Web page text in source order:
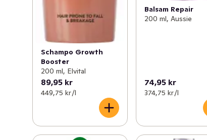
Schampo Growth
Booster
200 ml, Elvital
89,95 kr
449,75 kr /l
Balsam Repair
200 ml, Aussie
74,95 kr
374,75 kr /l